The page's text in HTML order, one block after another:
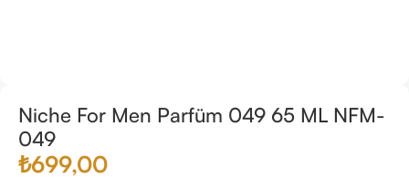
Niche For Men Parfüm 049 65 ML NFM-
049
₺699,00